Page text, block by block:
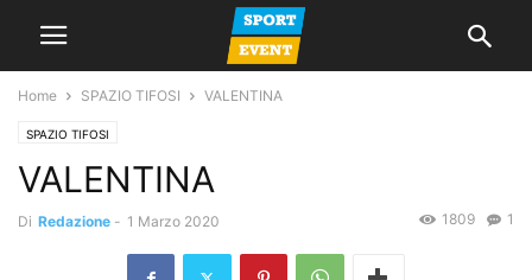
Home SPAZIO TIFOSI VALENTINA
SPAZIO TIFOSI
VALENTINA
Di Redazione - 1 Marzo 2020 1
1809